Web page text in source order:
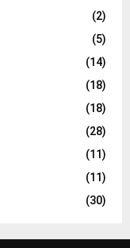
(2)
(5)
(14)
(18)
(18)
(28)
(11)
(11)
(30)